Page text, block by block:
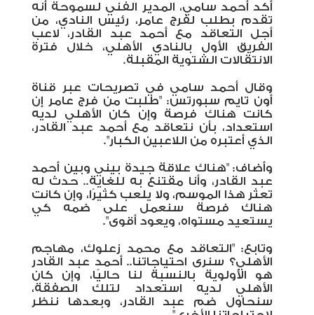
أكد أحمد سامي، المدير الفني لسموحة أنه
تقدم بطلب لفرج عامر، رئيس النادي، من
أجل التعاقد مع أحمد عبد القادر، لاعب
الفريق الأول بالنادي الأهلي، خلال فترة
الانتقالات الشتوية المقبلة.
وقال أحمد سامي في تصريحات عبر قناة
أون تايم سبورتس: "طلبت من فرج عامر إن
كانت هناك فرصة وإن كان الأهلي لديه
استعداد، بأن نتعاقد مع أحمد عبد القادر،
الذي أعتبره من اللاعبين الكبار".
وأضاف: "هناك علاقة جيدة بيني وبين أحمد
عبد القادر، وأنا مقتنع به للغاية.. حدث له
تعثر هذا الموسم، ولا يلعب كثيرًا، وإن كانت
هناك فرصة سنعمل على ضمه كي
يستعيد مستواه، ويعود أقوى".
وتابع: "التعاقد مع محمد زعلوك، مهاجم
الأهلي؟ سنرى احتياجاتنا.. أحمد عبد القادر
هو الأولوية بالنسبة لنا حاليًا، وإن كان
الأهلي لديه استعداد لتلك الصفقة،
سنحاول ضم عبد القادر، وبعدها ننظر